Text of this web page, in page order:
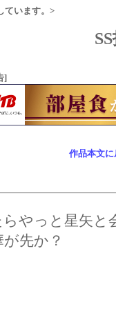
ています。>
]
作品本文に
やっと星矢と
先か？